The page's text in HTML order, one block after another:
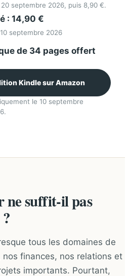
20 septembre 2026, puis 8,90 €.
: 14,90 €
septembre 2026
de 34 pages offert
Kindle sur Amazon
le 10 septembre
ne suffit-il pas
tous les domaines de
finances, nos relations et
importants. Pourtant,